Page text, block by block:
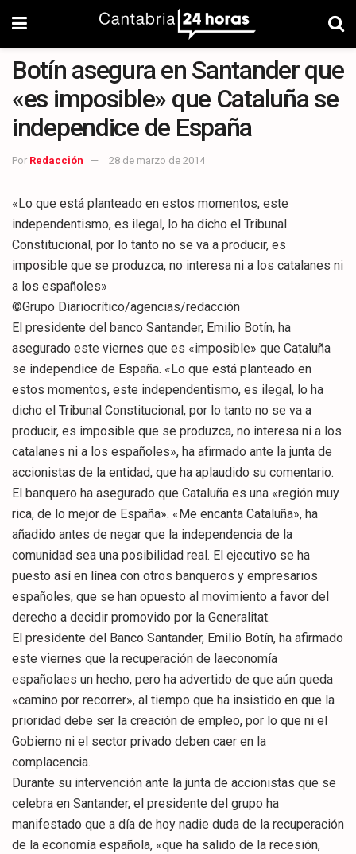
Botín asegura en Santander que
«es imposible» que Cataluña se
independice de España
Por Redacción 28 de marzo de 2014
«Lo que está planteado en estos momentos, este
independentismo, es ilegal, lo ha dicho el Tribunal
Constitucional, por lo tanto no se va a producir, es
imposible que se produzca, no interesa ni a los catalanes ni
a los españoles»
©Grupo Diariocrítico/agencias/redacción
El presidente del banco Santander, Emilio Botín, ha
asegurado este viernes que es «imposible» que Cataluña
se independice de España. «Lo que está planteado en
estos momentos, este independentismo, es ilegal, lo ha
dicho el Tribunal Constitucional, por lo tanto no se va a
producir, es imposible que se produzca, no interesa ni a los
catalanes ni a los españoles», ha afirmado ante la junta de
accionistas de la entidad, que ha aplaudido su comentario.
El banquero ha asegurado que Cataluña es una «región muy
rica, de lo mejor de España». «Me encanta Cataluña», ha
añadido antes de negar que la independencia de la
comunidad sea una posibilidad real. El ejecutivo se ha
puesto así en línea con otros banqueros y empresarios
españoles, que se han opuesto al movimiento a favor del
derecho a decidir promovido por la Generalitat.
El presidente del Banco Santander, Emilio Botín, ha afirmado
este viernes que la recuperación de laeconomía
españolaes un hecho, pero ha advertido de que aún queda
«camino por recorrer», al tiempo que ha insistido en que la
prioridad debe ser la creación de empleo, por lo que ni el
Gobierno ni el sector privado deben caer en la
complacencia.
Durante su intervención ante la junta de accionistas que se
celebra en Santander, el presidente del grupo ha
manifestado que a día de hoy nadie duda de la recuperación
de la economía española, «que ha salido de la recesión,